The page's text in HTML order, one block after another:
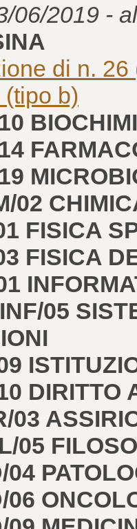
06/2019 -
di n.
b)
02
FISICA
FISICA
05
DIRITTO
03
05
04
06